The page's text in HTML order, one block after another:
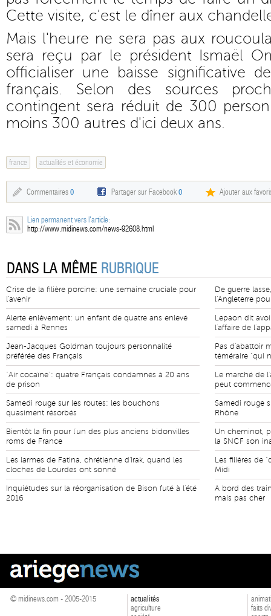
Cette visite, c'est le dîner aux
Mais l'heure ne sera pas aux
sera reçu par le président Ismaël
officialiser une baisse significative
français. Selon des sources
contingent sera réduit de 300
moins 300 autres d'ici deux ans.
france actualités et économie
Commentaires 0 Partager sur Facebook0 Ajouter aux
Lien permanent vers l'article:
http://www.midinews.com/news-92608.html
DANS LA MÊME RUBRIQUE
Crise de la filière porcine: une semaine cruciale pour
l'avenir
Alerte enlèvement: un enfant de quatre ans enlevé
samedi à Rennes
Jean-Jacques Goldman toujours personnalité
préférée des Français
"Air cocaïne": quatre Français condamnés à 20 ans
de prison
Samedi rouge sur les routes: les bouchons
quasiment résorbés
Bientôt la fin pour l'un des plus anciens bidonvilles
roms de France
Les larmes de Fatina, chrétienne d'Irak, quand les
cloches de Lourdes ont sonné
Inquiétudes sur la réorganisation de Bison futé à l'été
2016
De guerre
l'Angleterre
Lepaon dit
l'affaire de
Pas d'abattoir
téméraire "qui
Le marché de
peut
Samedi rouge
Rhône
Un cheminot,
la SNCF son
Les filières de
Midi
A bord des
mais pas cher
© midinews.com - 2005-2015
actualités
agriculture
faits